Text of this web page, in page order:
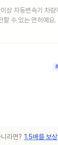
상 자동변속기 차량
할 수 있는 면허예요.
라면? 1.5배를 보상